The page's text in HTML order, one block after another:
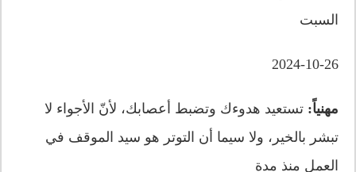
السبت
2024-10-26
مهنياً: تستعيد هدوءك وتضبط أعصابك، لأنّ الأجواء لا
تبشر بالخير، ولا سيما أن التوتر هو سيد الموقف في
العمل منذ مدة